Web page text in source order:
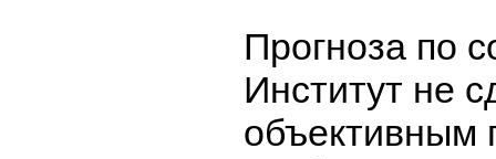
Прогноза по
Институт не
объективным